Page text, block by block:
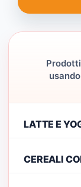
LATTE E
CEREALI